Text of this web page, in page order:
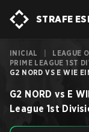
STRAFE
INICIAL LEAGUE
PRIME LEAGUE 1ST
G2 NORD VS E WIE
G2 NORD vs E
League 1st